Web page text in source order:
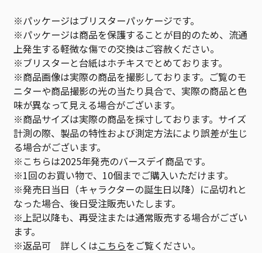
※パッケージはブリスターパッケージです。
※パッケージは商品を保護することが目的のため、流通
上発生する軽微な傷での交換はご容赦ください。
※ブリスターと台紙はホチキスでとめております。
※商品画像は実際の商品を撮影しております。ご覧のモ
ニターや商品撮影の光の当たり具合で、実際の商品と色
味が異なって見える場合がございます。
※商品サイズは実際の商品を採寸しております。サイズ
計測の際、製品の特性および測定方法により誤差が生じ
る場合がございます。
※こちらは2025年発売のバースデイ商品です。
※1回のお買い物で、10個までご購入いただけます。
※発売日当日（キャラクターの誕生日以降）に品切れと
なった場合、後日受注販売いたします。
※上記以降も、再受注または通常販売する場合がござい
ます。
※返品可 詳しくはこちらをご覧ください。